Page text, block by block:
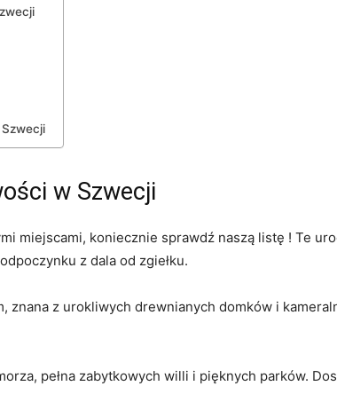
w Szwecji
miejscami, koniecznie sprawdź naszą listę ! Te
z dala od zgiełku.
znana z urokliwych drewnianych domków i
pełna zabytkowych willi i pięknych parków.